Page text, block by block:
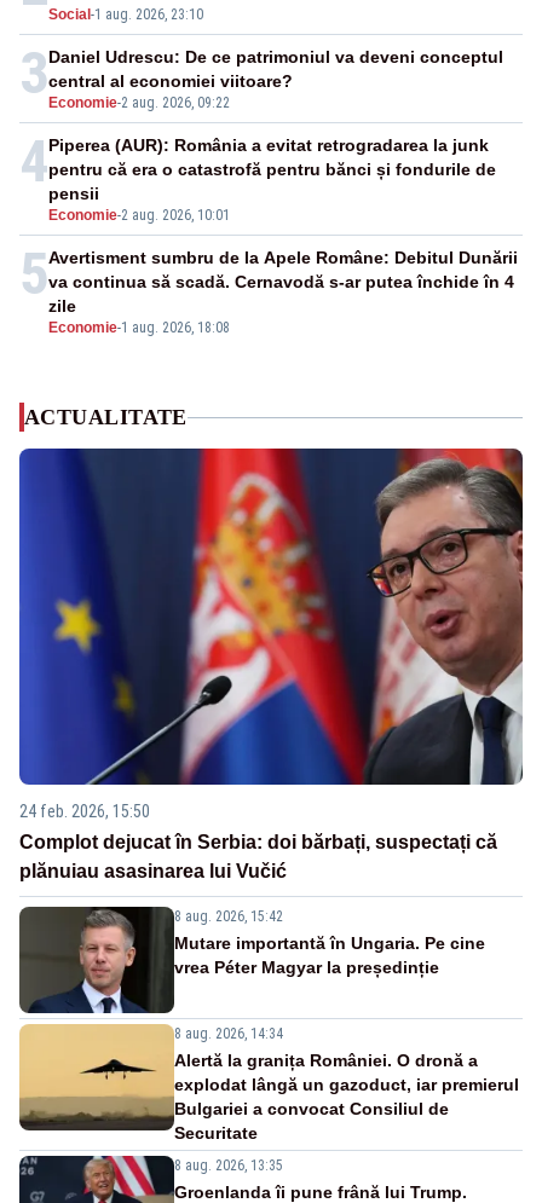
Social -1 aug. 2026, 23:10
3 Economie-2 aug. 2026, 09:22
Daniel Udrescu: De ce patrimoniul va deveni conceptul
central al economiei viitoare?
4
Economie-2 aug. 2026, 10:01
Piperea (AUR): România a evitat retrogradarea la junk
pentru că era o catastrofă pentru bănci și fondurile de
pensii
5
Economie-1 aug. 2026, 18:08
Avertisment sumbru de la Apele Române: Debitul Dunării
va continua să scadă. Cernavodă s-ar putea închide în 4
zile
ACTUALITATE
24 feb. 2026, 15:50
Complot dejucat în Serbia: doi bărbați, suspectați că
plănuiau asasinarea lui Vučić
8 aug. 2026, 15:42
Mutare importantă în Ungaria. Pe cine
vrea Péter Magyar la președinție
8 aug. 2026, 14:34
Alertă la granița României. O dronă a
explodat lângă un gazoduct, iar premierul
Bulgariei a convocat Consiliul de
Securitate
8 aug. 2026, 13:35
Groenlanda îi pune frână lui Trump.